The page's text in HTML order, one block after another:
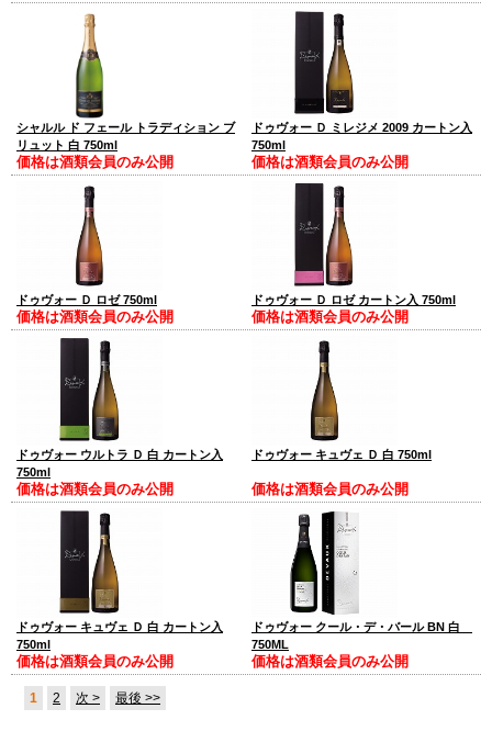
シャルル ド フェール トラディション ブ
リュット 白 750ml
価格は酒類会員のみ公開
ドゥヴォー Ｄ ミレジメ 2009 カートン入
750ml
価格は酒類会員のみ公開
ドゥヴォー Ｄ ロゼ 750ml
価格は酒類会員のみ公開
ドゥヴォー Ｄ ロゼ カートン入 750ml
価格は酒類会員のみ公開
ドゥヴォー ウルトラ Ｄ 白 カートン入
750ml
価格は酒類会員のみ公開
ドゥヴォー キュヴェ Ｄ 白 750ml
価格は酒類会員のみ公開
ドゥヴォー キュヴェ Ｄ 白 カートン入
750ml
価格は酒類会員のみ公開
ドゥヴォー クール・デ・バール BN 白
750ML
価格は酒類会員のみ公開
1 2 次 > 最後 >>